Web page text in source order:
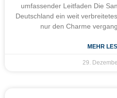
umfassender Leitfaden Die
Deutschland ein weit
nur den Charme
MEHR
29.